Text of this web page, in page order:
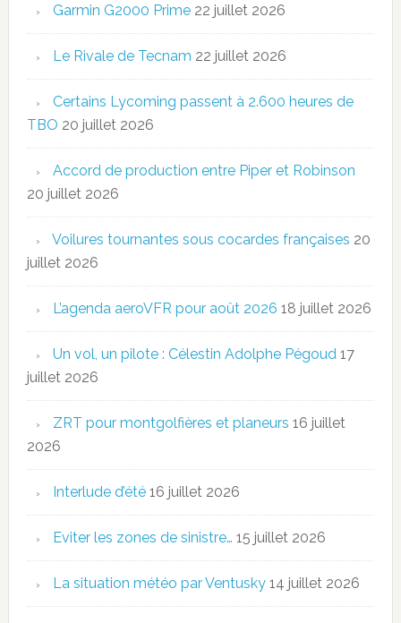
Garmin G2000 Prime 22 juillet 2026
Le Rivale de Tecnam 22 juillet 2026
Certains Lycoming passent à 2.600 heures de
TBO 20 juillet 2026
Accord de production entre Piper et Robinson
20 juillet 2026
Voilures tournantes sous cocardes françaises 20
juillet 2026
L’agenda aeroVFR pour août 2026 18 juillet 2026
Un vol, un pilote : Célestin Adolphe Pégoud 17
juillet 2026
ZRT pour montgolfières et planeurs 16 juillet
2026
Interlude d’été 16 juillet 2026
Eviter les zones de sinistre… 15 juillet 2026
La situation météo par Ventusky 14 juillet 2026